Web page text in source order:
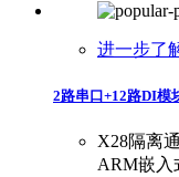
进一步了
2路串口+12路DI模
X28隔离
ARM嵌入